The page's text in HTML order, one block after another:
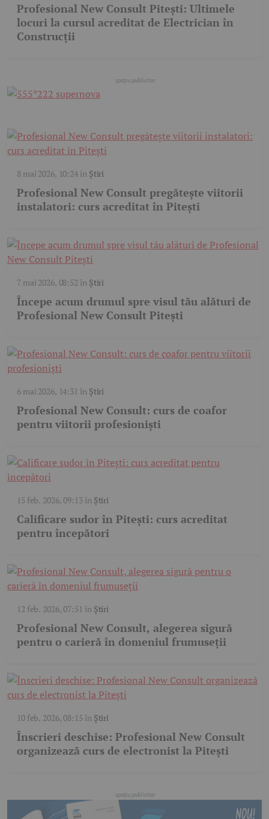
Profesional New Consult Pitești: Ultimele
locuri la cursul acreditat de Electrician în
Construcții
8 mai 2026, 10:24în Știri
Profesional New Consult pregătește viitorii
instalatori: curs acreditat în Pitești
7 mai 2026, 08:52 în Știri
Începe acum drumul spre visul tău alături de
Profesional New Consult Pitești
6 mai 2026, 14:31 în Știri
Profesional New Consult: curs de coafor
pentru viitorii profesioniști
15 feb. 2026, 09:13în Știri
Calificare sudor în Pitești: curs acreditat
pentru începători
12 feb. 2026, 07:51 în Știri
Profesional New Consult, alegerea sigură
pentru o carieră în domeniul frumuseții
10 feb. 2026, 08:15 în Știri
Înscrieri deschise: Profesional New Consult
organizează curs de electronist la Pitești